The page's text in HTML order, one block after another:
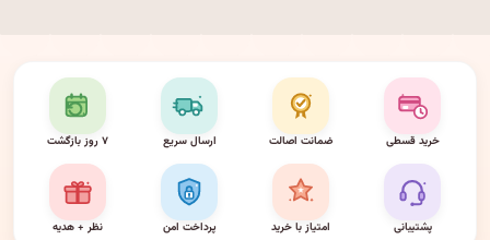
خرید قسطی ضمانت اصالت ارسال سریع ۷ روز بازگشت
پشتیبانی امتیاز با خرید پرداخت امن نظر + هدیه